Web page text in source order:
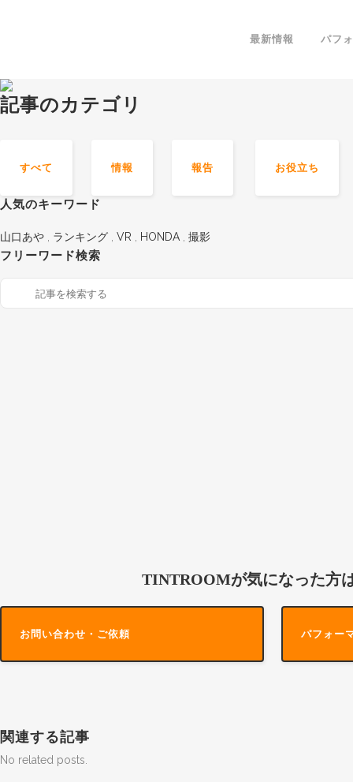
最新情報 パフ
記事のカテゴリ
すべて 情報 報告 お役立ち
人気のキーワード
山口あや ランキング VR HONDA 撮影
フリーワード検索
TINTROOMが気になった方
お問い合わせ・ご依頼 パフォー
関連する記事
No related posts.